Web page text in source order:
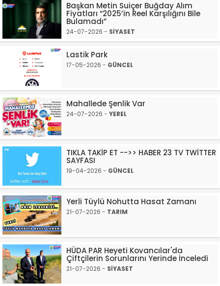
Başkan Metin Suiçer Buğday Alım
Fiyatları “2025’in Reel Karşılığını Bile
Bulamadı”
24-07-2026 - SİYASET
Lastik Park
17-05-2026 - GÜNCEL
Mahallede Şenlik Var
24-07-2026 - YEREL
TIKLA TAKİP ET -->> HABER 23 TV TWİTTER
SAYFASI
19-04-2026 - GÜNCEL
Yerli Tüylü Nohutta Hasat Zamanı
21-07-2026 - TARIM
HÜDA PAR Heyeti Kovancılar'da
Çiftçilerin Sorunlarını Yerinde İnceledi
21-07-2026 - SİYASET